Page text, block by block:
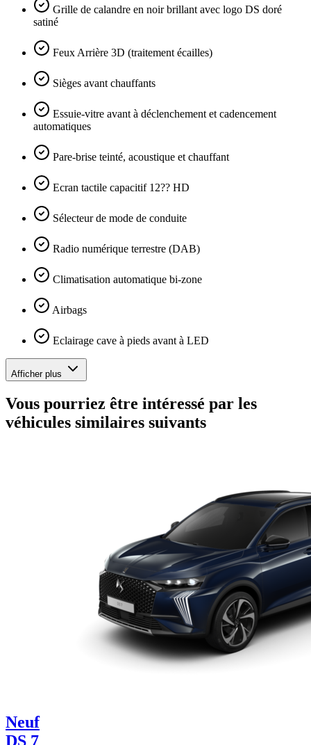
Grille de calandre en noir brillant avec logo DS doré
satiné
Feux Arrière 3D (traitement écailles)
Sièges avant chauffants
Essuie-vitre avant à déclenchement et cadencement
automatiques
Pare-brise teinté, acoustique et chauffant
Ecran tactile capacitif 12?? HD
Sélecteur de mode de conduite
Radio numérique terrestre (DAB)
Climatisation automatique bi-zone
Airbags
Eclairage cave à pieds avant à LED
Afficher plus
Vous pourriez être intéressé par les
véhicules similaires suivants
Neuf
DS 7